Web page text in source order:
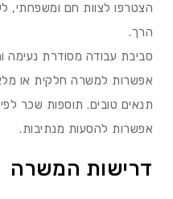
הצטרפו לצוות חם ומשפחתי,
הרך.
סביבת עבודה מסודרת נעימה
אפשרות למשרה חלקית או
תנאים טובים. תוספות שכר לפי
אפשרות להסעות מנתיבות.
דרישות המשרה